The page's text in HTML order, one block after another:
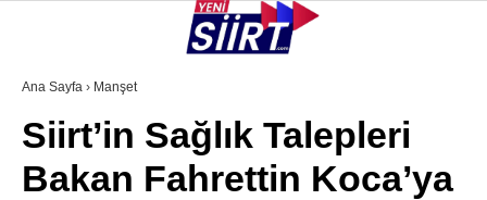
VİDEO YAZARLAR
KURTALAN
Ana Sayfa › Manşet
Siirt’in Sağlık Talepleri
Bakan Fahrettin Koca’ya